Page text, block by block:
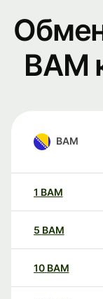
BAM
BAM
1 BAM
5 BAM
10 BAM